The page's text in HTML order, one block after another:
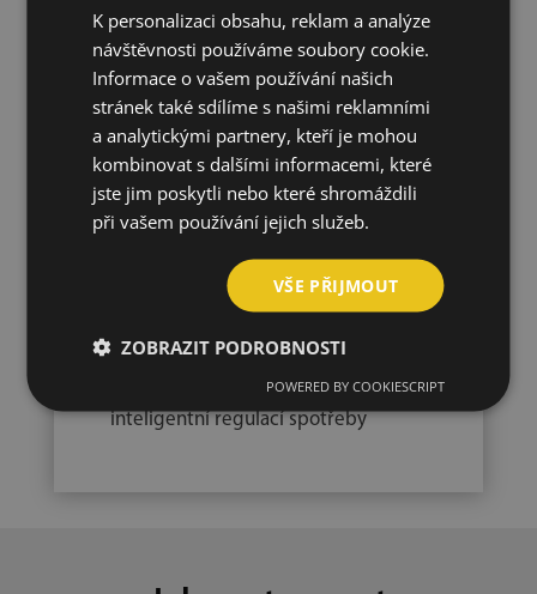
🔥Tepelná čerpadla pro
školy, školky i úřady
Ideální náhrada starých plynových či
uhelných kotlů
automatizace
kombinaci s FVEa
inteligentní regulací spotřeby
K personalizaci obsahu, reklam a analýze
návštěvnosti používáme soubory cookie.
Informace o vašem používání našich
stránek také sdílíme s našimi reklamními
a analytickými partnery, kteří je mohou
kombinovat s dalšími informacemi, které
jste jim poskytli nebo které shromáždili
při vašem používání jejich služeb.
VŠE PŘIJMOUT
ZOBRAZIT PODROBNOSTI
POWERED BY COOKIESCRIPT